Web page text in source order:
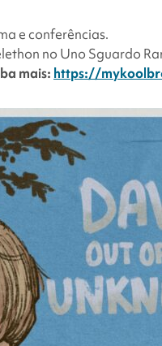
e conferências.
no Uno Sguardo
mais: https://